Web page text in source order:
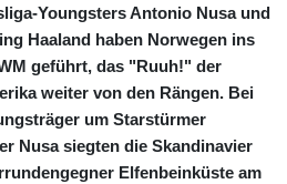
Youngsters Antonio Nusa und
Haaland haben Norwegen ins
geführt, das "Ruuh!" der
weiter von den Rängen. Bei
um Starstürmer
Nusa siegten die Skandinavier
Elfenbeinküste am